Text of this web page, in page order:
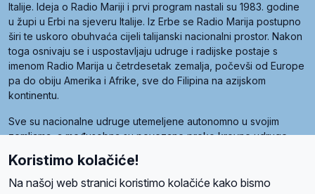
Italije. Ideja o Radio Mariji i prvi program nastali su 1983. godine
u župi u Erbi na sjeveru Italije. Iz Erbe se Radio Marija postupno
širi te uskoro obuhvaća cijeli talijanski nacionalni prostor. Nakon
toga osnivaju se i uspostavljaju udruge i radijske postaje s
imenom Radio Marija u četrdesetak zemalja, počevši od Europe
pa do obiju Amerika i Afrike, sve do Filipina na azijskom
kontinentu.
Sve su nacionalne udruge utemeljene autonomno u svojim
zemljama, a međusobna su povezane preko krovne udruge
Radio Maria). Svjetsku obitelj utemeljilo je sedam članica, među
kojima je i hrvatska Udruga Radio Marija.
Koristimo kolačiće!
Na našoj web stranici koristimo kolačiće kako bismo